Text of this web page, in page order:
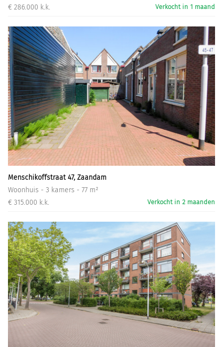
€ 286.000 k.k.
Verkocht in 1 maand
Menschikoffstraat 47, Zaandam
Woonhuis - 3 kamers - 77 m²
€ 315.000 k.k.
Verkocht in 2 maanden